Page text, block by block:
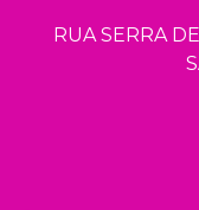
RUA SERRA